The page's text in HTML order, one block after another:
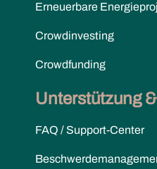
Erneuerbare
Crowdinvesting
Crowdfunding
Unterstützung
FAQ / Support-Center